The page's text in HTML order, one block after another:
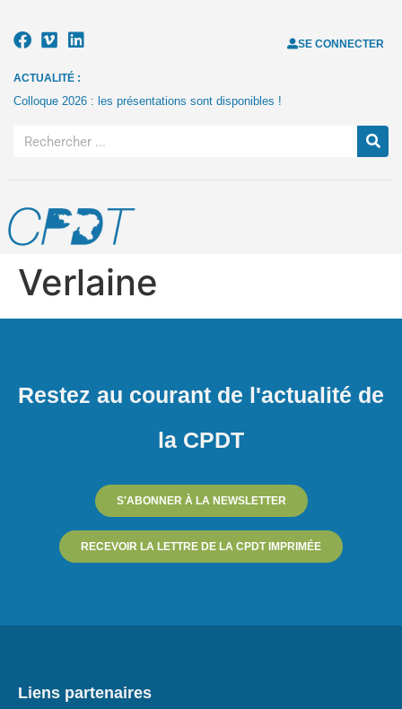
SE CONNECTER
ACTUALITÉ :
Colloque 2026 : les présentations sont disponibles !
Verlaine
Restez au courant de l'actualité de
la CPDT
S'ABONNER À LA NEWSLETTER
RECEVOIR LA LETTRE DE LA CPDT IMPRIMÉE
Liens partenaires